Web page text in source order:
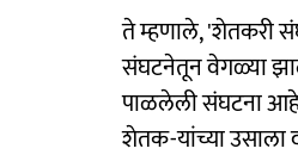
ते म्हणाले, 'शेतकरी
संघटनेतून वेगळ्या
पाळलेली संघटना आहे.
शेतक-यांच्या उसाला